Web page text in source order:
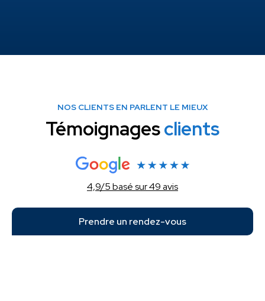
NOS CLIENTS EN PARLENT LE MIEUX
Témoignagesclients
4,9/5 basé sur 49 avis
Prendre un rendez-vous